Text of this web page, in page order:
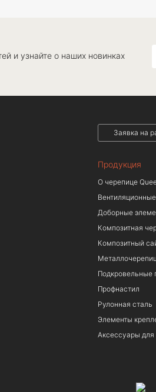
и узнайте о наших новинках
Заявка на
Продукция
О черепице
Доборные
Композитная
Композитный
Подкровельные
Профнастил
Рулонная сталь
Элементы
Аксессуары для